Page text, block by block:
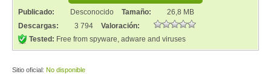
Publicado: Desconocido Tamaño:
26,8 MB
Descargas:
3 794
Valoración:
Tested: Free from spyware, adware and viruses
Sitio oficial: No disponible